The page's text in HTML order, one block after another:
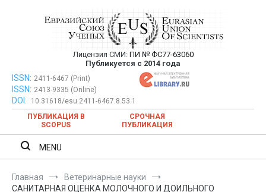
Евразийский Союз Ученых —
публикация научных статей в
ежемесячном научном журнале
Лицензия СМИ: ПИ № ФС77-63060
Публикуется с 2014 года
Евразийский Союз Ученых — публикация научных статей в
ежемесячном научном журнале
ISSN: 2411-6467 (Print)
ISSN: 2413-9335 (Online)
DOI:
10.31618/esu.2411-6467.8.53.1
ПУБЛИКАЦИЯ В
SCOPUS
СРОЧНАЯ
ПУБЛИКАЦИЯ
MENU
Главная
Ветеринарные науки
САНИТАРНАЯ ОЦЕНКА МОЛОЧНОГО И ДОИЛЬНОГО